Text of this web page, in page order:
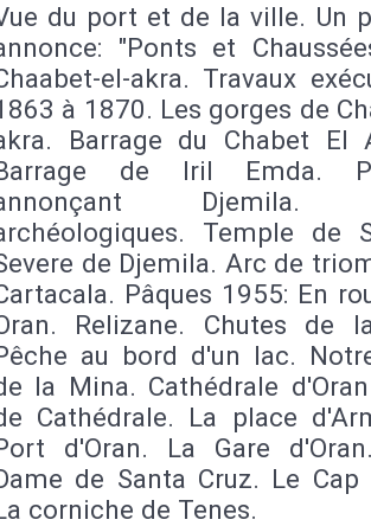
du port et de la ville. Un
"Ponts et
el-akra. Travaux
à 1870. Les gorges de
Barrage du Chabet El
de Iril Emda.
Djemila.
Temple de
de Djemila. Arc de
Pâques 1955: En
Relizane. Chutes de
au bord d'un lac.
la Mina. Cathédrale
Cathédrale. La place
d'Oran. La Gare
de Santa Cruz. Le Cap
corniche de Tenes.